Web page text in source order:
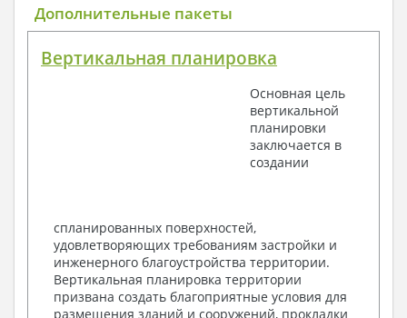
Общие данные по проекту
План координационных осей
Поэтажные маркировочные планы с
Разрезы и состав конструкций
Фасады с ведомостью внешних отделок
Элементы проемов – спецификация
Ведомость перемычек – сечения и
Архитектурные узлы в конструкциях
2. Конструктивный раздел:
Общие данные по проекту
Схемы расположения и расчеты фундаментов
Дополнительные пакеты
Вертикальная планировка
Основная цель
вертикальной
планировки
заключается в
создании
спланированных поверхностей,
удовлетворяющих требованиям застройки и
инженерного благоустройства территории.
Вертикальная планировка территории
призвана создать благоприятные условия для
размещения зданий и сооружений, прокладки